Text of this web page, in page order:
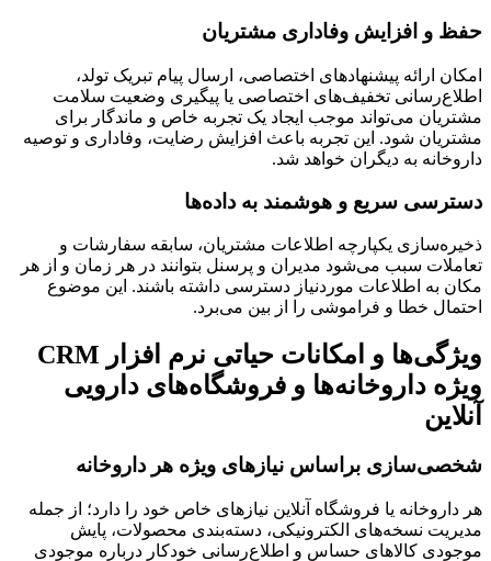
حفظ و افزایش وفاداری مشتریان
امکان ارائه پیشنهادهای اختصاصی، ارسال پیام تبریک تولد،
اطلاع‌رسانی تخفیف‌های اختصاصی یا پیگیری وضعیت سلامت
مشتریان می‌تواند موجب ایجاد یک تجربه خاص و ماندگار برای
مشتریان شود. این تجربه باعث افزایش رضایت، وفاداری و توصیه
داروخانه به دیگران خواهد شد.
دسترسی سریع و هوشمند به داده‌ها
ذخیره‌سازی یکپارچه اطلاعات مشتریان، سابقه سفارشات و
تعاملات سبب می‌شود مدیران و پرسنل بتوانند در هر زمان و از هر
مکان به اطلاعات موردنیاز دسترسی داشته باشند. این موضوع
احتمال خطا و فراموشی را از بین می‌برد.
ویژگی‌ها و امکانات حیاتی نرم افزار CRM
ویژه داروخانه‌ها و فروشگاه‌های دارویی
آنلاین
شخصی‌سازی براساس نیازهای ویژه هر داروخانه
هر داروخانه یا فروشگاه آنلاین نیازهای خاص خود را دارد؛ از جمله
مدیریت نسخه‌های الکترونیکی، دسته‌بندی محصولات، پایش
موجودی کالاهای حساس و اطلاع‌رسانی خودکار درباره موجودی